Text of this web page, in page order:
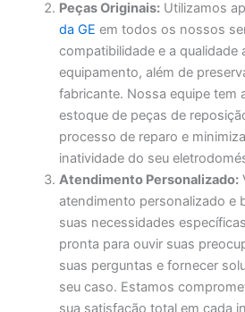
Peças Originais: Utilizamos
da GE em todos os nossos
compatibilidade e a qualidade
equipamento, além de
fabricante. Nossa equipe tem
estoque de peças de
processo de reparo e
inatividade do seu
Atendimento Personalizado:
atendimento personalizado e
suas necessidades
pronta para ouvir suas
suas perguntas e fornecer
seu caso. Estamos
sua satisfação total em cada